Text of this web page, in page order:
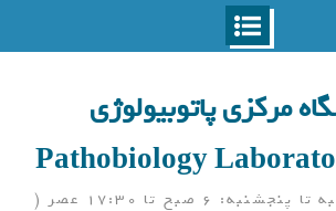
مرکزی پاتوبیولوژی
Pathobiology
ساعات کاری: شنبه تا پنجشنبه: 6 صبح تا 17:30 عصر (